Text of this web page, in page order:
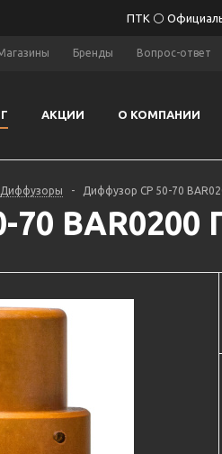
ПТК ⚪
Бренды Вопрос-ответ
АКЦИИ О КОМПАНИИ
Диффузоры - Диффузор CP 50-70
BAR0200